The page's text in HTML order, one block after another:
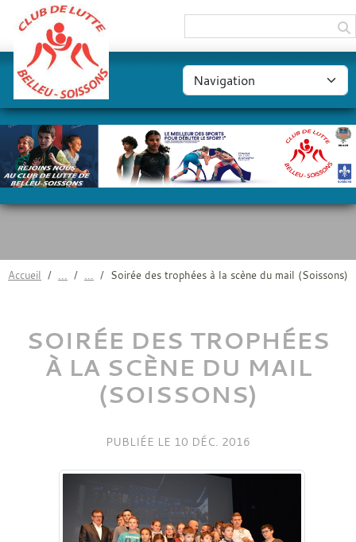
Accueil Soirée des trophées à la scène du mail (Soissons)
SOIRÉE DES TROPHÉES
À LA SCÈNE DU MAIL
(SOISSONS)
PUBLIÉE LE 10 DÉC. 2016
Panneau de gestion des cookies